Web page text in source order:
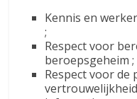
Kennis en
;
Respect voor
beroepsgeheim ;
Respect voor de